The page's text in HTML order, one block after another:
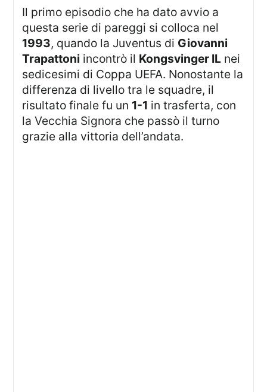
Il primo episodio che ha dato avvio a
questa serie di pareggi si colloca nel
1993, quando la Juventus di Giovanni
Trapattoni incontrò il Kongsvinger IL nei
sedicesimi di Coppa UEFA. Nonostante la
differenza di livello tra le squadre, il
risultato finale fu un 1-1 in trasferta, con
la Vecchia Signora che passò il turno
grazie alla vittoria dell’andata.